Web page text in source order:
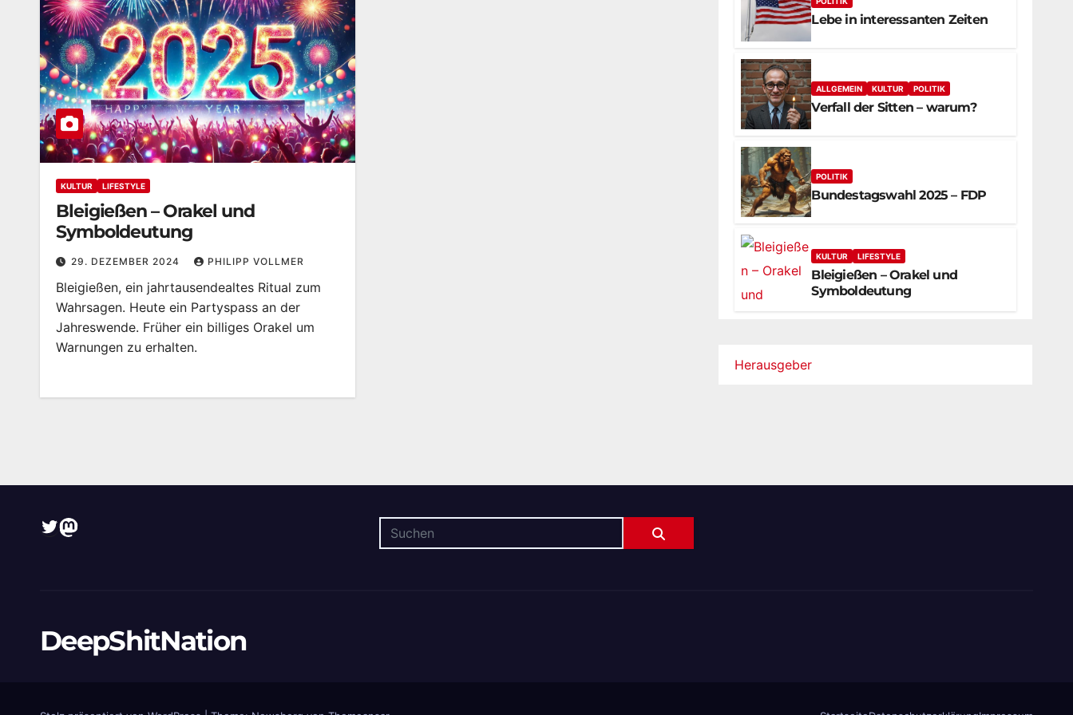
KULTUR LIFESTYLE
Bleigießen – Orakel und
Symboldeutung
29. DEZEMBER 2024 PHILIPP VOLLMER
Bleigießen, ein jahrtausendealtes Ritual zum
Wahrsagen. Heute ein Partyspass an der
Jahreswende. Früher ein billiges Orakel um
Warnungen zu erhalten.
Lebe in interessanten Zeiten
ALLGEMEIN KULTUR POLITIK
Verfall der Sitten – warum?
POLITIK
Bundestagswahl 2025 – FDP
KULTUR LIFESTYLE
Bleigießen – Orakel und
Symboldeutung
Herausgeber
Twitter
Mastodon
DeepShitNation